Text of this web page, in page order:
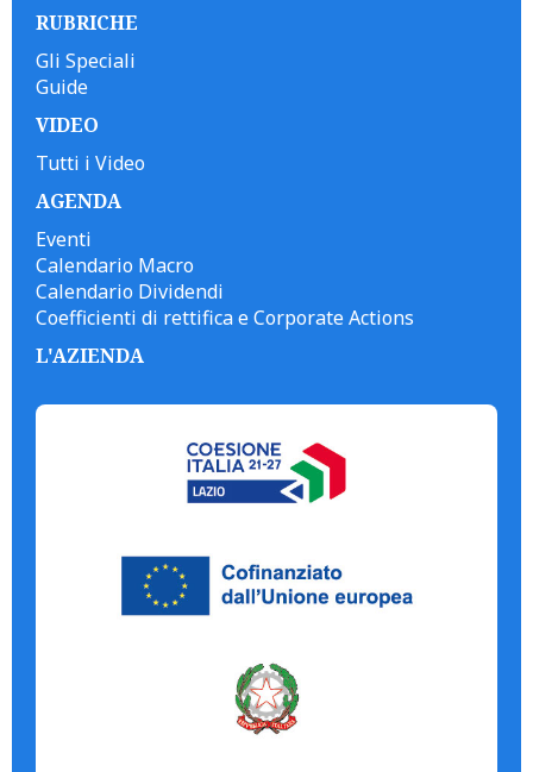
RUBRICHE
Gli Speciali
Guide
VIDEO
Tutti i Video
AGENDA
Eventi
Calendario Macro
Calendario Dividendi
Coefficienti di rettifica e Corporate Actions
L'AZIENDA